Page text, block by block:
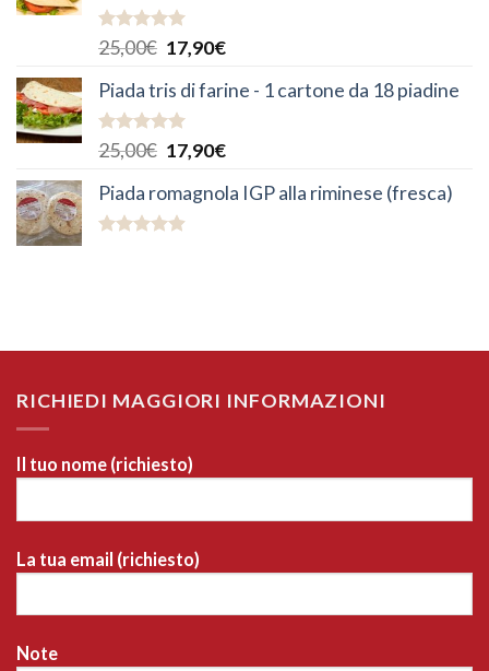
Valutato
5.00
25,00€ 17,90€
Piada tris di farine - 1 cartone da 18 piadine
Valutato
5.00
25,00€ 17,90€
Piada romagnola IGP alla riminese (fresca)
RICHIEDI MAGGIORI INFORMAZIONI
Il tuo nome (richiesto)
La tua email (richiesto)
Note